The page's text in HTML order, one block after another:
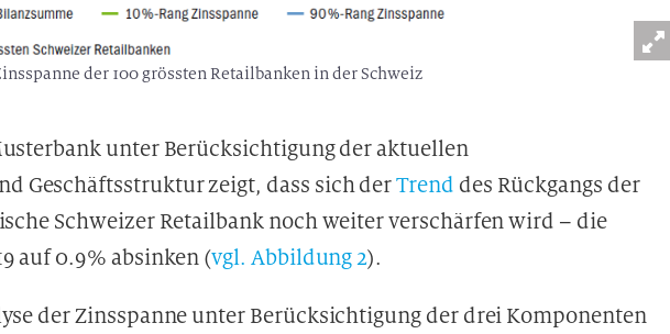
der 100 grössten Retailbanken in der Schweiz
unter Berücksichtigung der aktuellen
Geschäftsstruktur zeigt, dass sich derTrend des Rückgangs der
Schweizer Retailbank noch weiter verschärfen wird – die
auf 0.9% absinken (vgl. Abbildung 2).
der Zinsspanne unter Berücksichtigung der drei Komponenten